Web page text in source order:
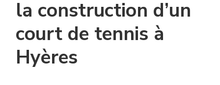
la construction d’un
court de tennis à
Hyères